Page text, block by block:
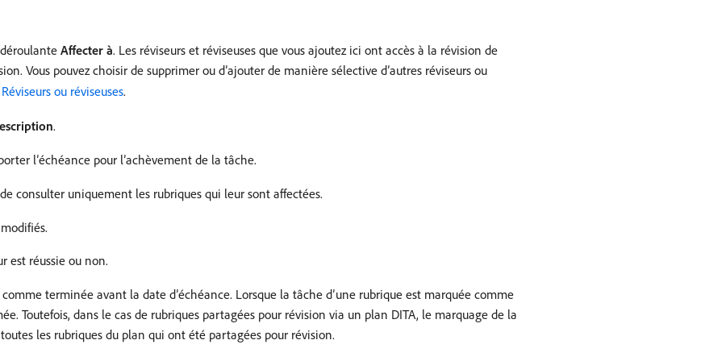
Affecter à. Les réviseurs et réviseuses que vous ajoutez ici ont accès à la révision de
Vous pouvez choisir de supprimer ou d’ajouter de manière sélective d’autres réviseurs ou
Réviseurs ou réviseuses.
.
l’échéance pour l’achèvement de la tâche.
consulter uniquement les rubriques qui leur sont affectées.
est réussie ou non.
terminée avant la date d’échéance. Lorsque la tâche d’une rubrique est marquée comme
Toutefois, dans le cas de rubriques partagées pour révision via un plan DITA, le marquage de la
les rubriques du plan qui ont été partagées pour révision.